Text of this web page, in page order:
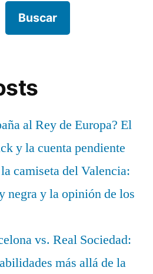
Buscar
al Rey de Europa? El
y la cuenta pendiente
camiseta del Valencia:
negra y la opinión de los
vs. Real Sociedad:
más allá de la